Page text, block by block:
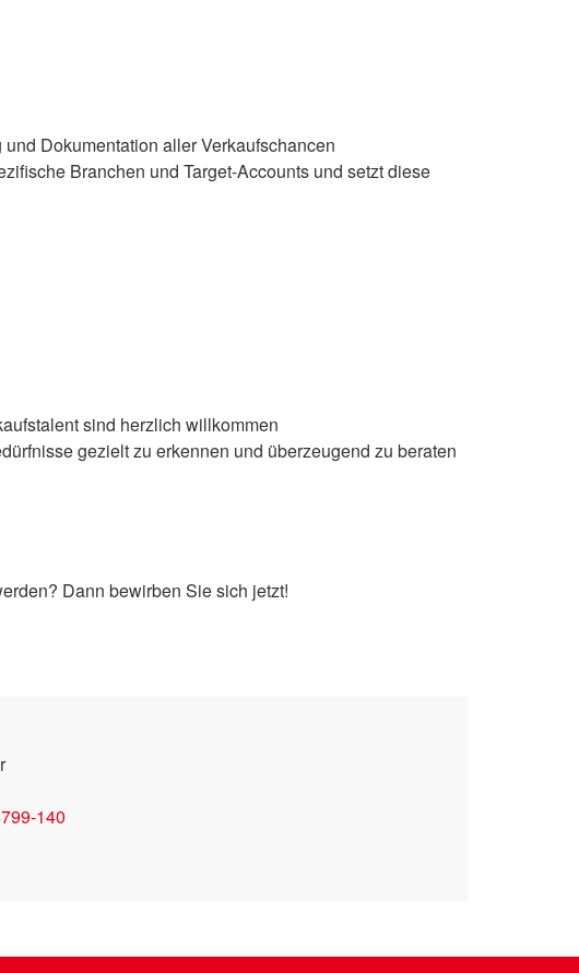
Dokumentation aller Verkaufschancen
Branchen und Target-Accounts und setzt diese
sind herzlich willkommen
gezielt zu erkennen und überzeugend zu beraten
Dann bewirben Sie sich jetzt!
140